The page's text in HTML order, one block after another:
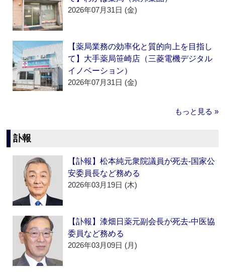
2026年07月31日 (金)
【薬局業務の効率化と質的向上を目指し
て】大手薬局笹崎店（三菱電機デジタル
イノベーション）
2026年07月31日 (金)
もっと見る »
訃報
【訃報】松本純元衆院議員が死去‐国家公
安委員長など務める
2026年03月19日 (木)
【訃報】漆畑日薬元副会長が死去‐中医協
委員など務める
2026年03月09日 (月)